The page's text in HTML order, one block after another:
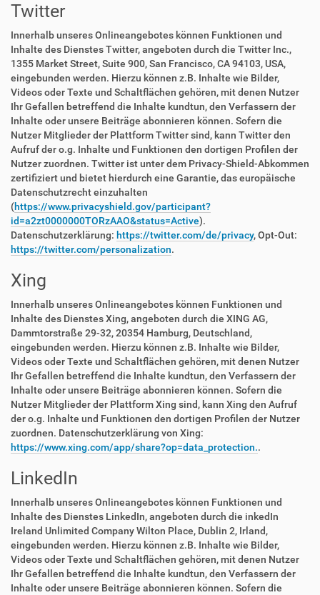
Twitter
Innerhalb unseres Onlineangebotes können Funktionen und
Inhalte des Dienstes Twitter, angeboten durch die Twitter Inc.,
1355 Market Street, Suite 900, San Francisco, CA 94103, USA,
eingebunden werden. Hierzu können z.B. Inhalte wie Bilder,
Videos oder Texte und Schaltflächen gehören, mit denen Nutzer
Ihr Gefallen betreffend die Inhalte kundtun, den Verfassern der
Inhalte oder unsere Beiträge abonnieren können. Sofern die
Nutzer Mitglieder der Plattform Twitter sind, kann Twitter den
Aufruf der o.g. Inhalte und Funktionen den dortigen Profilen der
Nutzer zuordnen. Twitter ist unter dem Privacy-Shield-Abkommen
zertifiziert und bietet hierdurch eine Garantie, das europäische
Datenschutzrecht einzuhalten
(https://www.privacyshield.gov/participant?
id=a2zt0000000TORzAAO&status=Active).
Datenschutzerklärung: https://twitter.com/de/privacy, Opt-Out:
https://twitter.com/personalization.
Xing
Innerhalb unseres Onlineangebotes können Funktionen und
Inhalte des Dienstes Xing, angeboten durch die XING AG,
Dammtorstraße 29-32, 20354 Hamburg, Deutschland,
eingebunden werden. Hierzu können z.B. Inhalte wie Bilder,
Videos oder Texte und Schaltflächen gehören, mit denen Nutzer
Ihr Gefallen betreffend die Inhalte kundtun, den Verfassern der
Inhalte oder unsere Beiträge abonnieren können. Sofern die
Nutzer Mitglieder der Plattform Xing sind, kann Xing den Aufruf
der o.g. Inhalte und Funktionen den dortigen Profilen der Nutzer
zuordnen. Datenschutzerklärung von Xing:
https://www.xing.com/app/share?op=data_protection..
LinkedIn
Innerhalb unseres Onlineangebotes können Funktionen und
Inhalte des Dienstes LinkedIn, angeboten durch die inkedIn
Ireland Unlimited Company Wilton Place, Dublin 2, Irland,
eingebunden werden. Hierzu können z.B. Inhalte wie Bilder,
Videos oder Texte und Schaltflächen gehören, mit denen Nutzer
Ihr Gefallen betreffend die Inhalte kundtun, den Verfassern der
Inhalte oder unsere Beiträge abonnieren können. Sofern die